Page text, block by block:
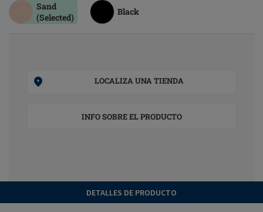
Sand
(Selected)
Black
LOCALIZA UNA TIENDA
INFO SOBRE EL PRODUCTO
DETALLES DE PRODUCTO